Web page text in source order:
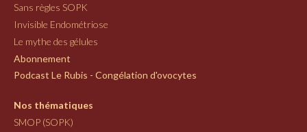
Sans règles SOPK
Invisible Endométriose
Le mythe des gélules
Abonnement
Podcast Le Rubis - Congélation d'ovocytes
Nos thématiques
SMOP (SOPK)